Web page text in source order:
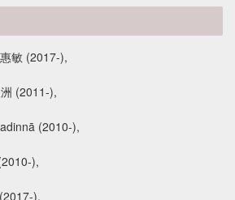
敏 (2017-),
(2011-),
(2010-),
),
),